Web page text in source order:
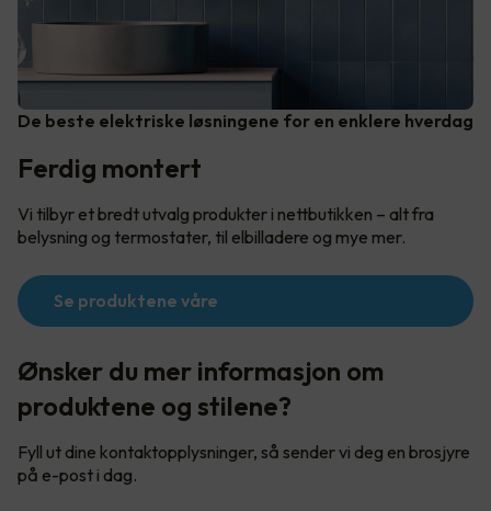
De beste elektriske løsningene for en enklere hverdag
Ferdig montert
Vi tilbyr et bredt utvalg produkter i nettbutikken – alt fra
belysning og termostater, til elbilladere og mye mer.
Se produktene våre
Ønsker du mer informasjon om
produktene og stilene?
Fyll ut dine kontaktopplysninger, så sender vi deg en brosjyre
på e-post i dag.